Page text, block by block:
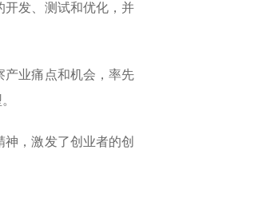
开发、测试和优化，并
产业痛点和机会，率先
，激发了创业者的创